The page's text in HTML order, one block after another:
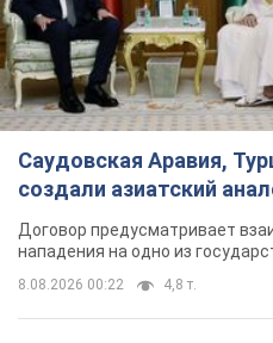
Саудовская Аравия,
создали азиатский
Договор предусматривает
нападения на одно из
8.08.2026 00:22 4,8 т.